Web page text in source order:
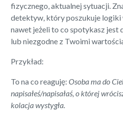
fizycznego, aktualnej sytuacji.
detektyw, który poszukuje logiki
nawet jeżeli to co spotykasz jest
lub niezgodne z Twoimi
Przykład:
To na co reaguję: Osoba ma do
napisałeś/napisałaś, o której
kolacja wystygła.